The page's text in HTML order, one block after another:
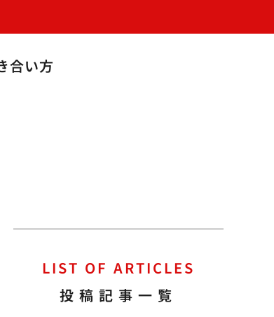
合い方
LIST OF ARTICLES
投稿記事一覧